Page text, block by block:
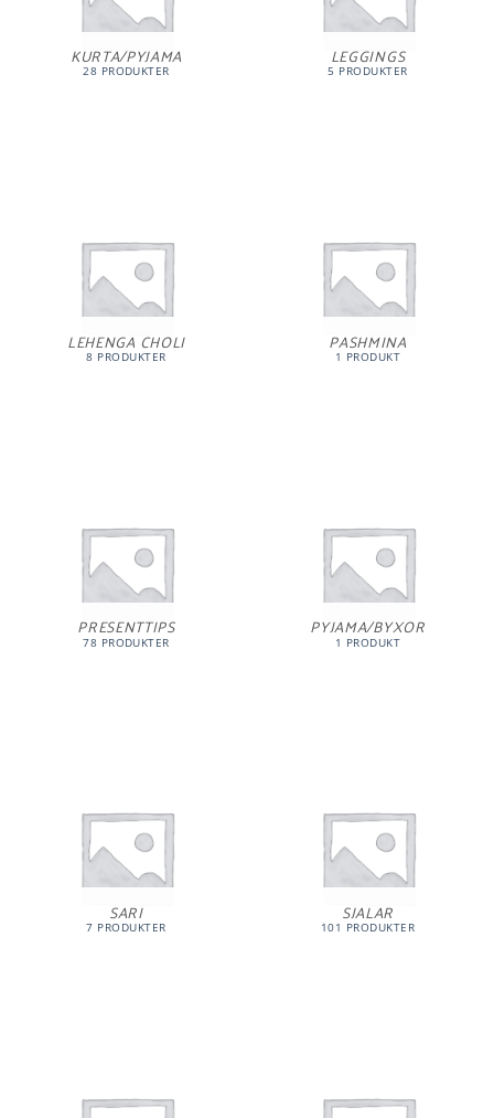
KURTA/PYJAMA
28 PRODUKTER
LEGGINGS
5 PRODUKTER
LEHENGA CHOLI
8 PRODUKTER
PASHMINA
1 PRODUKT
PRESENTTIPS
78 PRODUKTER
PYJAMA/BYXOR
1 PRODUKT
SARI
7 PRODUKTER
SJALAR
101 PRODUKTER